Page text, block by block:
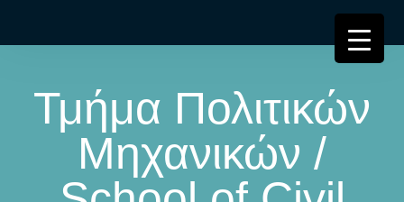
Τμήμα Πολιτικών
Μηχανικών /